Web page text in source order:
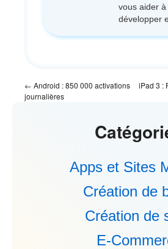
vous aider à
développer
← Android : 850 000 activations
journalières
iPad 3 :
Apps et Sites
Création de
Création de
E-